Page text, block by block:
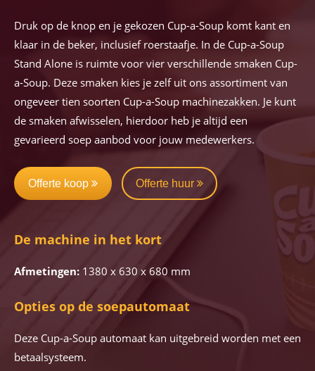
Druk op de knop en je gekozen Cup-a-Soup komt kant en
klaar in de beker, inclusief roerstaafje. In de Cup-a-Soup
Stand Alone is ruimte voor vier verschillende smaken Cup-
a-Soup. Deze smaken kies je zelf uit ons assortiment van
ongeveer tien soorten Cup-a-Soup machinezakken. Je kunt
de smaken afwisselen, hierdoor heb je altijd een
gevarieerd soep aanbod voor jouw medewerkers.
Offerte koop Offerte huur
De machine in het kort
Afmetingen: 1380 x 630 x 680 mm
Opties op de soepautomaat
Deze Cup-a-Soup automaat kan uitgebreid worden met een
betaalsysteem.